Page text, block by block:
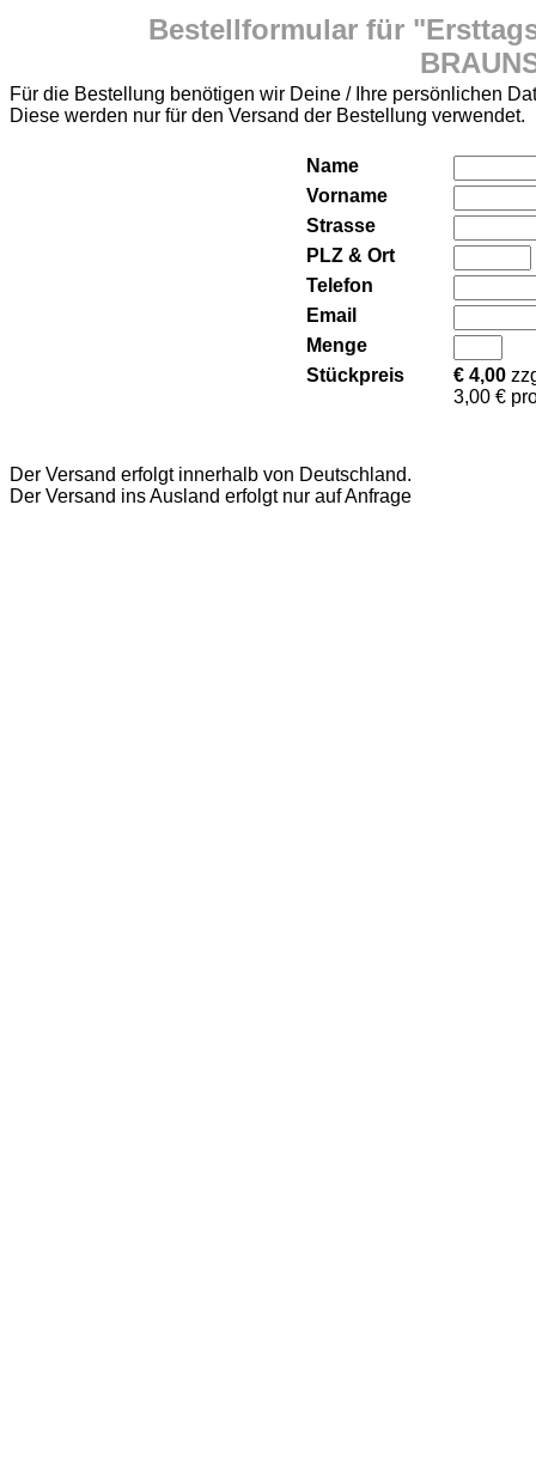
Bestellformular für
Für die Bestellung benötigen wir Deine / Ihre persönlichen
Diese werden nur für den Versand der Bestellung verwendet.
Name
Vorname
Strasse
PLZ & Ort
Telefon
Email
Menge
Stückpreis
€ 4,00
3,00 €
Der Versand erfolgt innerhalb von Deutschland.
Der Versand ins Ausland erfolgt nur auf Anfrage